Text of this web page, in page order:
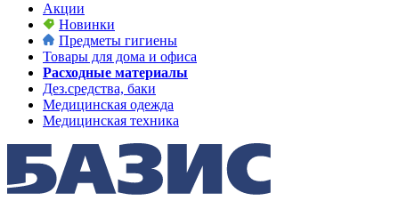
Акции
Новинки
Предметы гигиены
Товары для дома и офиса
Расходные материалы
Дез.средства, баки
Медицинская одежда
Медицинская техника